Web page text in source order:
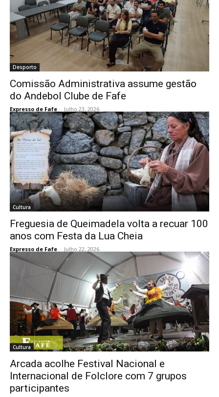
Desporto
Comissão Administrativa assume gestão
do Andebol Clube de Fafe
Expresso de Fafe - Julho 23, 2026
Cultura
Freguesia de Queimadela volta a recuar 100
anos com Festa da Lua Cheia
Expresso de Fafe - Julho 22, 2026
Cultura
Arcada acolhe Festival Nacional e
Internacional de Folclore com 7 grupos
participantes